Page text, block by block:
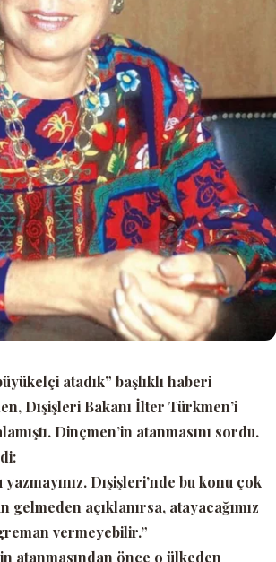
atadık” başlıklı haberi
Dışişleri Bakanı İlter Türkmen’i
Dinçmen’in atanmasını sordu.
yazmayınız. Dışişleri’nde bu konu çok
gelmeden açıklanırsa, atayacağımız
vermeyebilir.”
atanmasından önce o ülkeden